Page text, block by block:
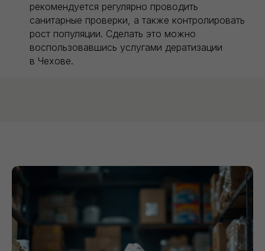
рекомендуется регулярно проводить
санитарные проверки, а также контролировать
рост популяции. Сделать это можно
воспользовавшись услугами дератизации
в Чехове.